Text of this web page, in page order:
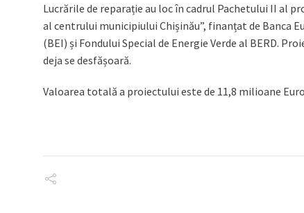
Lucrările de reparație au loc în cadrul Pachetului II al
al centrului municipiului Chișinău”, finanțat de Banca
(BEI) și Fondului Special de Energie Verde al BERD.
deja se desfășoară.
Valoarea totală a proiectului este de 11,8 milioane